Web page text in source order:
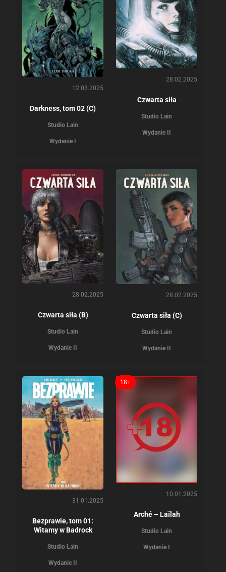
12.03.2025
Darkness, tom 02 (C)
Studio Lain
Wydanie I
28.02.2025
Czwarta siła
Studio Lain
Wydanie II
28.02.2025
Czwarta siła (B)
Studio Lain
Wydanie II
28.02.2025
Czwarta siła (C)
Studio Lain
Wydanie II
31.01.2025
Bezprawie, tom 01:
Witamy w Badrock
Studio Lain
Wydanie II
18+
10.01.2025
Arché – Laïlah
Studio Lain
Wydanie I